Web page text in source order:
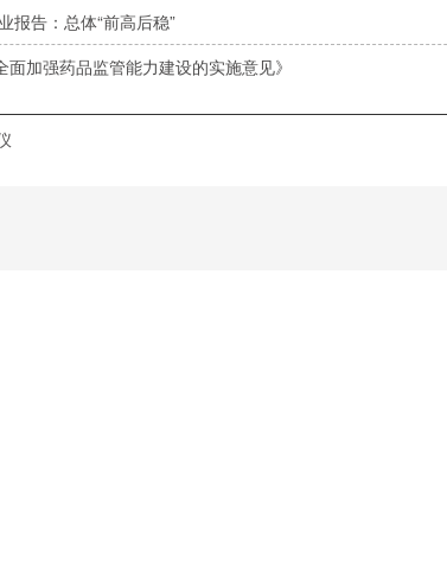
报告：总体“前高后稳”
加强药品监管能力建设的实施意见》